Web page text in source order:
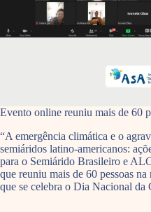
Evento online reuniu mais de 60
“A emergência climática e o
semiáridos latino-americanos:
para o Semiárido Brasileiro e
que reuniu mais de 60 pessoas
que se celebra o Dia Nacional da